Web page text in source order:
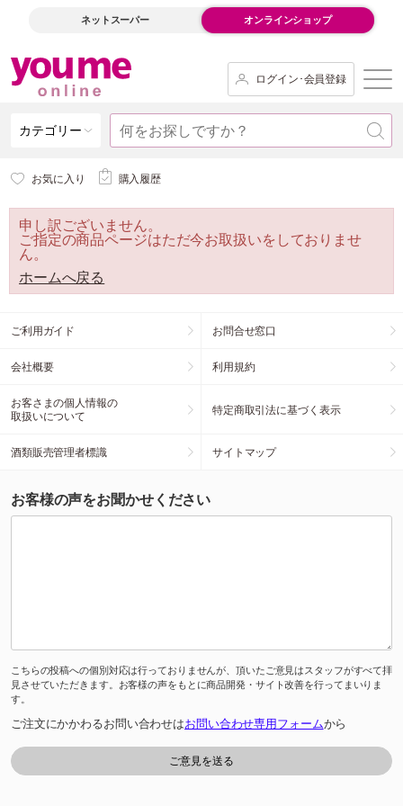
ネットスーパー オンラインショップ
ログイン･会員登録
カテゴリー
お気に入り 購入履歴
申し訳ございません。
ご指定の商品ページはただ今お取扱いをしておりませ
ん。
ホームへ戻る
ご利用ガイド お問合せ窓口
会社概要 利用規約
お客さまの個人情報の
取扱いについて
特定商取引法に基づく表示
酒類販売管理者標識 サイトマップ
お客様の声をお聞かせください
こちらの投稿への個別対応は行っておりませんが、頂いたご意見はスタッフがすべて拝
見させていただきます。お客様の声をもとに商品開発・サイト改善を行ってまいりま
す。
ご注文にかかわるお問い合わせはお問い合わせ専用フォームから